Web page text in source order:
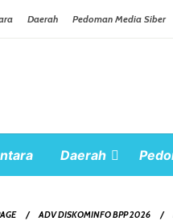
Daerah Pedoman Media Siber
Daerah
ADV DISKOMINFO BPP 2026